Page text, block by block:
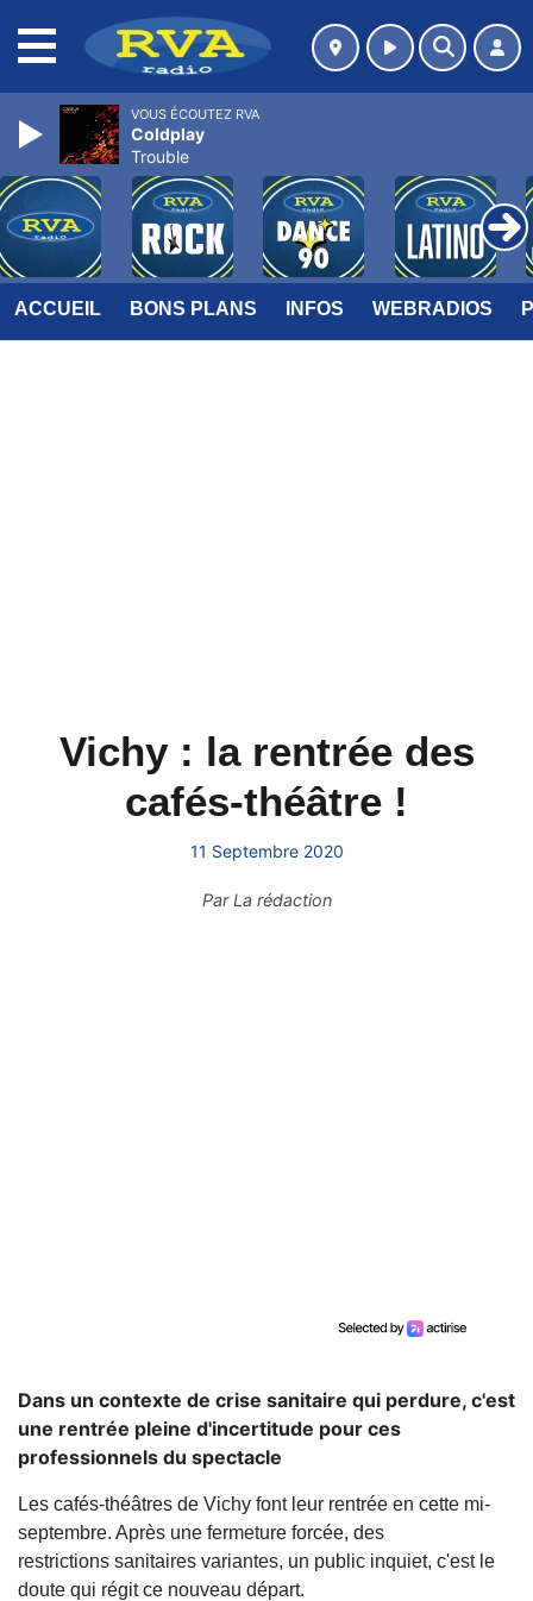
ACCUEIL BONS PLANS INFOS WEBRADIOS
Vichy : la rentrée des
cafés-théâtre !
11 Septembre 2020
ParLa rédaction
Dans un contexte de crise sanitaire qui perdure, c'est
une rentrée pleine d'incertitude pour ces
professionnels du spectacle
Les cafés-théâtres de Vichy font leur rentrée en cette mi-
septembre. Après une fermeture forcée, des
restrictions sanitaires variantes, un public inquiet, c'est le
doute qui régit ce nouveau départ.
VOUS ÉCOUTEZ RVA
Coldplay
Trouble